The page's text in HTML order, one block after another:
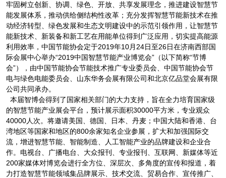
牢固树立创新、协调、绿色、开放、共享发展理念，推进建设智慧节
能发展体系，推动供给侧结构性改革；充分发挥智慧节能新技术在推
动经济转型、绿色发展和生态文明建设中的示范引领作用，让智慧节
能新技术、新装备和新工艺在用能单位得到广泛应用，切实提高能源
利用效率，中国节能协会定于2019年10月24日至26日在济南西部国
际会展中心举办“2019中国智慧节能产业博览会”（以下简称“节博
会”），由中国节能协会节能技术推广专业委员会、中国节能协会节
电与绿色电能委员会、山东华务会展有限公司和北京亿品堂会展有限
公司共同承办。
本届智博会得到了国家相关部门的大力支持，旨在全力培育国家级
的智慧节能产业展会平台，预计展示面积30000平方米，专业观众
40000人次。将邀请美国、德国、日本、丹麦；中国大陆和香港、台
湾地区等国家和地区的800余家知名企业参展，扩大和加强国际交
流，增进智慧节能、智能制造、人工智能产业的品牌建设和企业合
作。电视台、广播电台、大众报刊、专业报刊、互联网、新媒体等近
200家媒体对博览会进行全方位、深层次、多角度的宣传和报道，着
力打造智慧节能领域集品牌展示、技术交流、贸易合作、宣传推广、